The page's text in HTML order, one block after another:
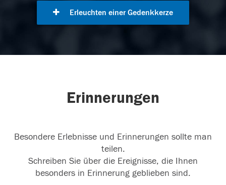
Erleuchten einer Gedenkkerze
Erinnerungen
Besondere Erlebnisse und Erinnerungen sollte man
teilen.
Schreiben Sie über die Ereignisse, die Ihnen
besonders in Erinnerung geblieben sind.